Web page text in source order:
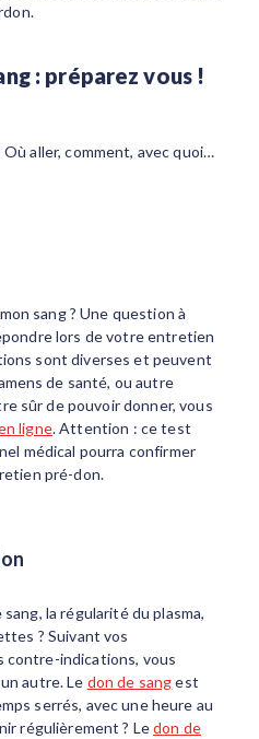
: préparez vous !
aller, comment, avec quoi…
sang ? Une question à
lors de votre entretien
sont diverses et peuvent
de santé, ou autre
sûr de pouvoir donner, vous
ligne. Attention : ce test
médical pourra confirmer
pré-don.
la régularité du plasma,
? Suivant vos
indications, vous
autre. Le don de sangest
serrés, avec une heure au
régulièrement ? Ledon de